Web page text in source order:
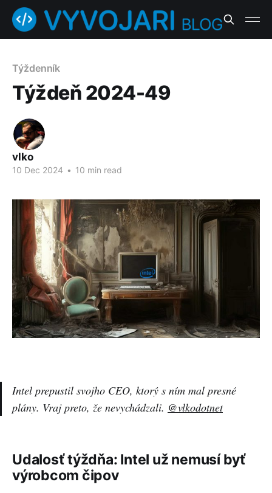
Týždenník
Týždeň 2024-49
vlko
10 Dec 2024 • 10 min read
Intel prepustil svojho CEO, ktorý s ním mal presné
plány. Vraj preto, že nevychádzali. @vlkodotnet
Udalosť týždňa: Intel už nemusí byť
výrobcom čipov